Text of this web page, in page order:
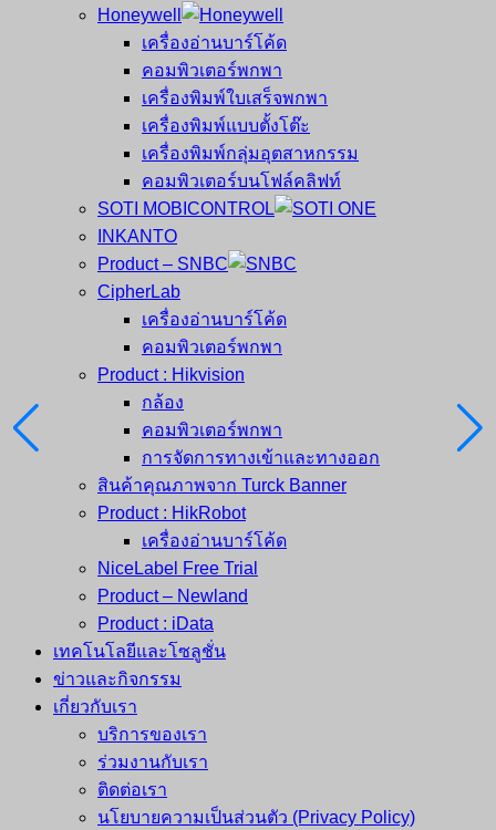
Honeywell
เครื่องอ่านบาร์โค้ด
คอมพิวเตอร์พกพา
เครื่องพิมพ์ใบเสร็จพกพา
เครื่องพิมพ์แบบตั้งโต๊ะ
เครื่องพิมพ์กลุ่มอุตสาหกรรม
คอมพิวเตอร์บนโฟล์คลิฟท์
SOTI MOBICONTROL
INKANTO
Product – SNBC
CipherLab
เครื่องอ่านบาร์โค้ด
คอมพิวเตอร์พกพา
Product : Hikvision
กล้อง
คอมพิวเตอร์พกพา
การจัดการทางเข้าและทางออก
สินค้าคุณภาพจาก Turck Banner
Product : HikRobot
เครื่องอ่านบาร์โค้ด
NiceLabel Free Trial
Product – Newland
Product : iData
เทคโนโลยีและโซลูชั่น
ข่าวและกิจกรรม
เกี่ยวกับเรา
บริการของเรา
ร่วมงานกับเรา
ติดต่อเรา
นโยบายความเป็นส่วนตัว (Privacy Policy)